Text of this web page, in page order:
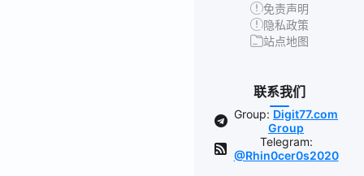
免责声明
隐私政策
站点地图
联系我们
Group: Digit77.com
Group
Telegram:
@Rhin0cer0s2020